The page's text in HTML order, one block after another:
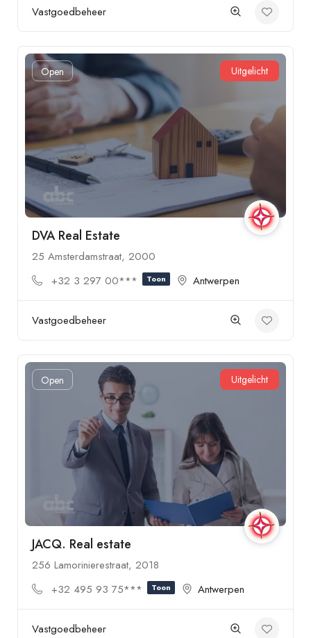
Vastgoedbeheer
Open Uitgelicht
DVA Real Estate
25 Amsterdamstraat, 2000
+32 3 297 00***
Toon Antwerpen
Vastgoedbeheer
Open Uitgelicht
JACQ. Real estate
256 Lamorinierestraat, 2018
+32 495 93 75***
Toon Antwerpen
Vastgoedbeheer